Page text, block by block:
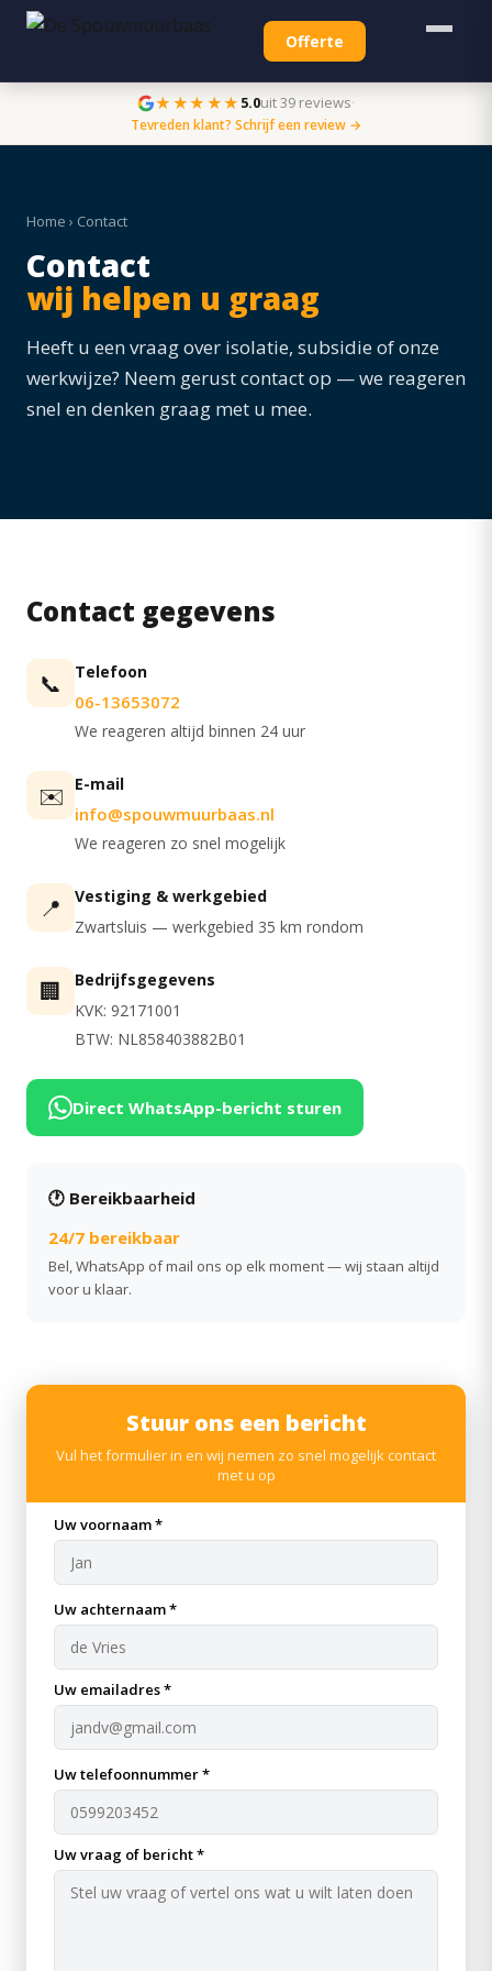
Offerte
★★★★★ 5.0uit 39 reviews·
Tevreden klant? Schrijf een review →
Home › Contact
Contact
wij helpen u graag
Heeft u een vraag over isolatie, subsidie of onze
werkwijze? Neem gerust contact op — we reageren
snel en denken graag met u mee.
Contact gegevens
📞 Telefoon
06-13653072
We reageren altijd binnen 24 uur
✉️ E-mail
info@spouwmuurbaas.nl
We reageren zo snel mogelijk
📍
Vestiging & werkgebied
Zwartsluis — werkgebied 35 km rondom
🏢
Bedrijfsgegevens
KVK: 92171001
BTW: NL858403882B01
Direct WhatsApp-bericht sturen
🕐 Bereikbaarheid
24/7 bereikbaar
Bel, WhatsApp of mail ons op elk moment — wij staan altijd
voor u klaar.
Stuur ons een bericht
Vul het formulier in en wij nemen zo snel mogelijk contact
met u op
Uw voornaam *
Uw achternaam *
Uw emailadres *
Uw telefoonnummer *
Uw vraag of bericht *